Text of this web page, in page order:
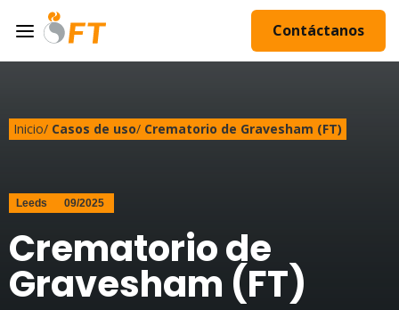
Contáctanos
Inicio/ Casos de uso/ Crematorio de Gravesham (FT)
Leeds 09/2025
Crematorio de
Gravesham (FT)